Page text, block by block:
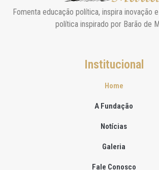
Fomenta educação política, inspira inovação
política inspirado por Barão de
Institucional
Home
A Fundação
Notícias
Galeria
Fale Conosco